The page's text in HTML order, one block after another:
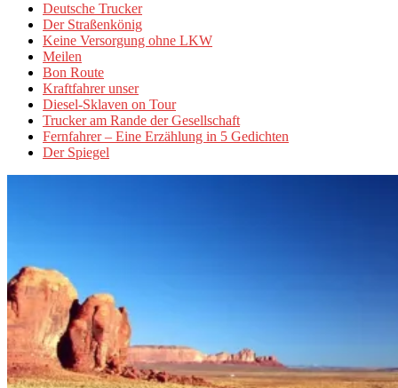
Deutsche Trucker
Der Straßenkönig
Keine Versorgung ohne LKW
Meilen
Bon Route
Kraftfahrer unser
Diesel-Sklaven on Tour
Trucker am Rande der Gesellschaft
Fernfahrer – Eine Erzählung in 5 Gedichten
Der Spiegel